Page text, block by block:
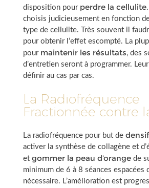
disposition pour perdre la cellulite
choisis judicieusement en fonction
type de cellulite. Très souvent il
pour obtenir l’effet escompté. La
pour maintenir les résultats, des
d’entretien seront à programmer.
définir au cas par cas.
La Radiofréquence
Fractionnée contre
La radiofréquence pour but de
activer la synthèse de collagène et
et gommer la peau d’orangede
minimum de 6 à 8 séances espacées
nécessaire. L’amélioration est